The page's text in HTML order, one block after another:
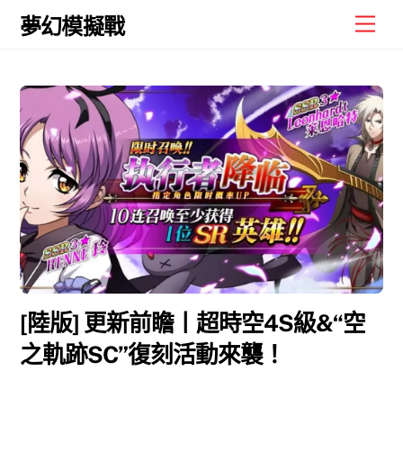
Skip
夢幻模擬戰
[陸版] 更新前瞻丨超時空4S級&“空
之軌跡SC”復刻活動來襲！